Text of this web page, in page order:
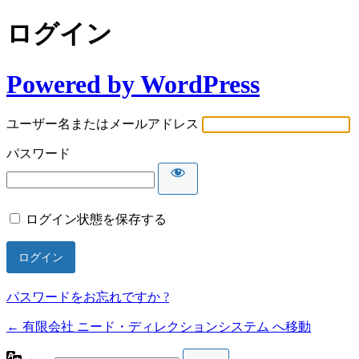
ログイン
Powered by WordPress
ユーザー名またはメールアドレス
パスワード
ログイン状態を保存する
パスワードをお忘れですか ?
← 有限会社 ニード・ディレクションシステム へ移動